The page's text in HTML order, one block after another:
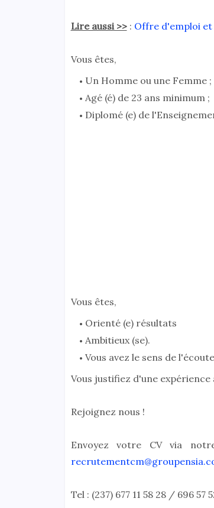
Lire aussi >>: Offre d'emploi et
Vous êtes,
Un Homme ou une Femme ;
Agé (é) de 23 ans minimum ;
Diplomé (e) de
Vous êtes,
Orienté (e) résultats
Ambitieux (se).
Vous avez le sens de
Vous justifiez d'une
Rejoignez nous !
Envoyez votre CV via
Tel : (237) 677 11 58 28 / 696 57